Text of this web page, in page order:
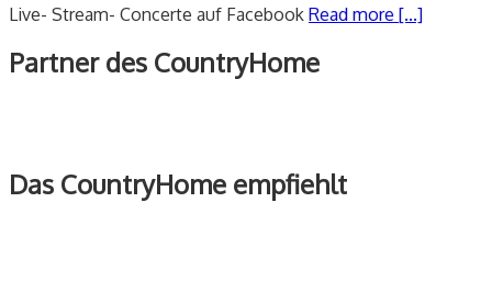
Live- Stream- Concerte auf Facebook Read more [...]
Partner des CountryHome
Das CountryHome empfiehlt